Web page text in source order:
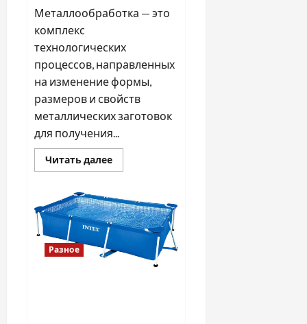
Металлообработка — это
комплекс
технологических
процессов, направленных
на изменение формы,
размеров и свойств
металлических заготовок
для получения...
Читать далееПрочитать
больше
деталей:
основные
методы
и
области
применения
Разное